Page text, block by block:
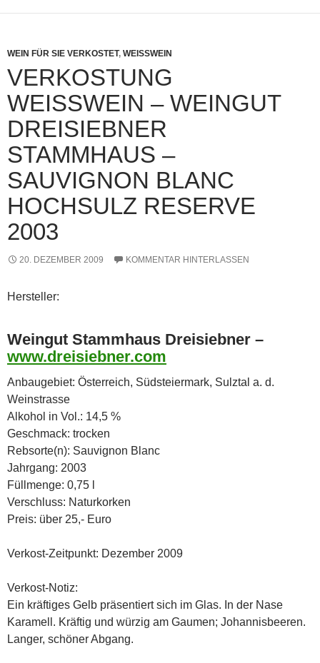
WEIN FÜR SIE VERKOSTET, WEISSWEIN
VERKOSTUNG
WEISSWEIN – WEINGUT D
REISIEBNER S
TAMMHAUS – S
AUVIGNON BLANC H
OCHSULZ RESERVE 2
003
20. DEZEMBER 2009 KOMMENTAR HINTERLASSEN
Hersteller:
Weingut Stammhaus Dreisiebner –
www.dreisiebner.com
Anbaugebiet: Österreich, Südsteiermark, Sulztal a. d.
Weinstrasse
Alkohol in Vol.: 14,5 %
Geschmack: trocken
Rebsorte(n): Sauvignon Blanc
Jahrgang: 2003
Füllmenge: 0,75 l
Verschluss: Naturkorken
Preis: über 25,- Euro
Verkost-Zeitpunkt: Dezember 2009
Verkost-Notiz:
Ein kräftiges Gelb präsentiert sich im Glas. In der Nase
Karamell. Kräftig und würzig am Gaumen; Johannisbeeren.
Langer, schöner Abgang.